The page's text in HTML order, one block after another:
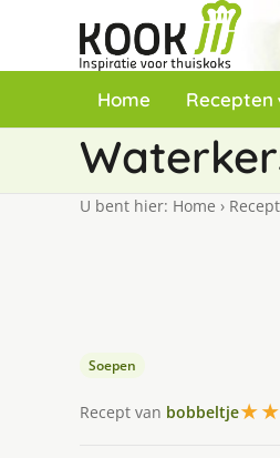
Home Recepten
U bent hier: Home ›
Soepen
Recept van bobbeltje